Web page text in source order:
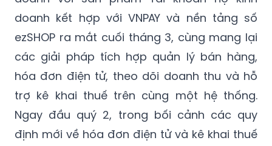
chiến lược mở rộng tệp khách hàng hộ kinh
doanh với sản phẩm Tài khoản hộ kinh
doanh kết hợp với VNPAY và nền tảng số
ezSHOP ra mắt cuối tháng 3, cùng mang lại
các giải pháp tích hợp quản lý bán hàng,
hóa đơn điện tử, theo dõi doanh thu và hỗ
trợ kê khai thuế trên cùng một hệ thống.